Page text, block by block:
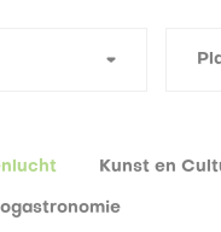
Kunst en